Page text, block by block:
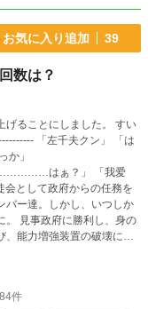
、魔封じを破る魔法を開発
殺されてきたのだ。 推し
お気に入り追加 39
数は？
ることにしました。 すい
か」
ぁ？」 「我爱
バー達。しかし、いつしか
。 見事政府に勝利し、身の
、能力増強装置の破壊にも
ぼし なゆた》の記憶が喪
左千夫《じんぐう さち
件